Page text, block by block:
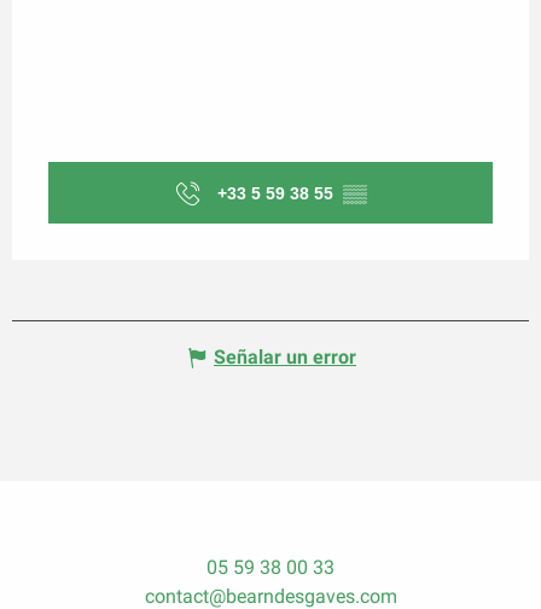
+33 5 59 38 55 ▒▒
Señalar un error
05 59 38 00 33
contact@bearndesgaves.com